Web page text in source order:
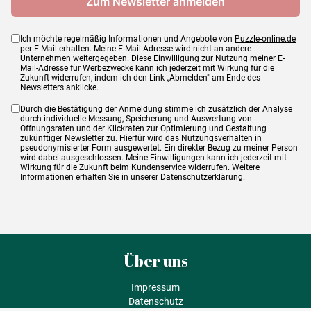
Ich möchte regelmäßig Informationen und Angebote von Puzzle-online.de
per E-Mail erhalten. Meine E-Mail-Adresse wird nicht an andere
Unternehmen weitergegeben. Diese Einwilligung zur Nutzung meiner E-
Mail-Adresse für Werbezwecke kann ich jederzeit mit Wirkung für die
Zukunft widerrufen, indem ich den Link „Abmelden" am Ende des
Newsletters anklicke.
Durch die Bestätigung der Anmeldung stimme ich zusätzlich der Analyse
durch individuelle Messung, Speicherung und Auswertung von
Öffnungsraten und der Klickraten zur Optimierung und Gestaltung
zukünftiger Newsletter zu. Hierfür wird das Nutzungsverhalten in
pseudonymisierter Form ausgewertet. Ein direkter Bezug zu meiner Person
wird dabei ausgeschlossen. Meine Einwilligungen kann ich jederzeit mit
Wirkung für die Zukunft beim Kundenservice widerrufen. Weitere
Informationen erhalten Sie in unserer Datenschutzerklärung.
Über uns
Impressum
Datenschutz